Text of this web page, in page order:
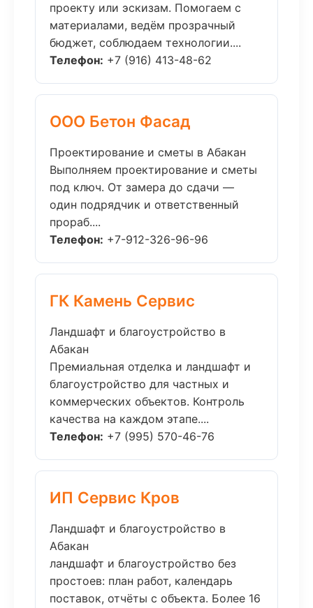
проекту или эскизам. Помогаем с
материалами, ведём прозрачный
бюджет, соблюдаем технологии....
Телефон: +7 (916) 413-48-62
ООО Бетон Фасад
Проектирование и сметы в Абакан
Выполняем проектирование и сметы
под ключ. От замера до сдачи —
один подрядчик и ответственный
прораб....
Телефон: +7-912-326-96-96
ГК Камень Сервис
Ландшафт и благоустройство в
Абакан
Премиальная отделка и ландшафт и
благоустройство для частных и
коммерческих объектов. Контроль
качества на каждом этапе....
Телефон: +7 (995) 570-46-76
ИП Сервис Кров
Ландшафт и благоустройство в
Абакан
ландшафт и благоустройство без
простоев: план работ, календарь
поставок, отчёты с объекта. Более 16